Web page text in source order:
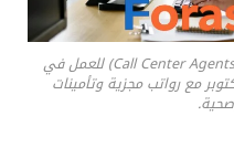
صورة إعلان وظيفة كول سنتر عربي (Call Center Agents) للعمل في
مع رواتب مجزية وتأمينات